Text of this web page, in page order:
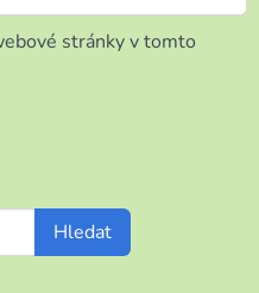
stránky v tomto